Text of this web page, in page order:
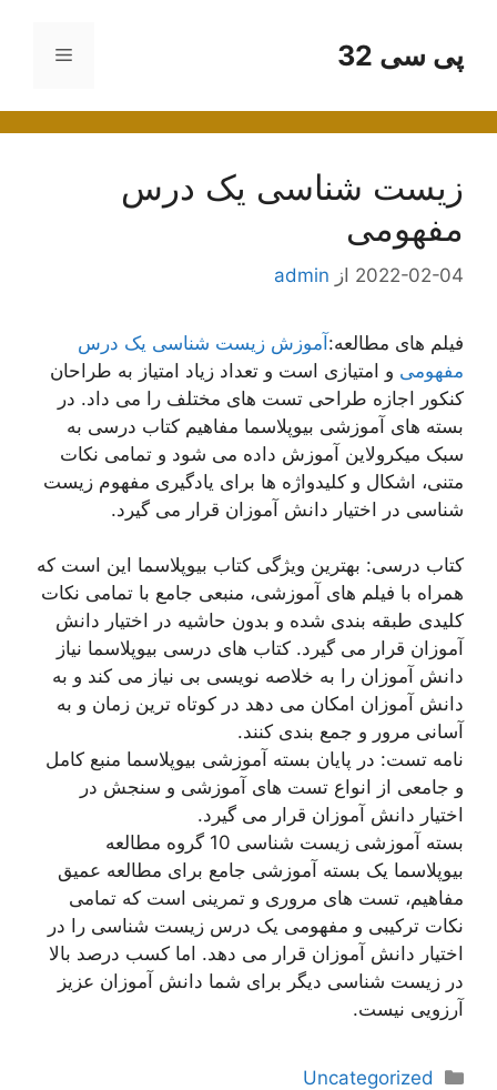
محتواپی سی 32 فهرست
زیست شناسی یک درس
مفهومی
2022-02-04 از admin
فیلم های مطالعه:آموزش زیست شناسی یک درس
مفهومی و امتیازی است و تعداد زیاد امتیاز به طراحان
کنکور اجازه طراحی تست های مختلف را می داد. در
بسته های آموزشی بیوپلاسما مفاهیم کتاب درسی به
سبک میکرولاین آموزش داده می شود و تمامی نکات
متنی، اشکال و کلیدواژه ها برای یادگیری مفهوم زیست
شناسی در اختیار دانش آموزان قرار می گیرد.
کتاب درسی: بهترین ویژگی کتاب بیوپلاسما این است که
همراه با فیلم های آموزشی، منبعی جامع با تمامی نکات
کلیدی طبقه بندی شده و بدون حاشیه در اختیار دانش
آموزان قرار می گیرد. کتاب های درسی بیوپلاسما نیاز
دانش آموزان را به خلاصه نویسی بی نیاز می کند و به
دانش آموزان امکان می دهد در کوتاه ترین زمان و به
آسانی مرور و جمع بندی کنند.
نامه تست: در پایان بسته آموزشی بیوپلاسما منبع کامل
و جامعی از انواع تست های آموزشی و سنجش در
اختیار دانش آموزان قرار می گیرد.
بسته آموزشی زیست شناسی 10 گروه مطالعه
بیوپلاسما یک بسته آموزشی جامع برای مطالعه عمیق
مفاهیم، ​​تست های مروری و تمرینی است که تمامی
نکات ترکیبی و مفهومی یک درس زیست شناسی را در
اختیار دانش آموزان قرار می دهد. اما کسب درصد بالا
در زیست شناسی دیگر برای شما دانش آموزان عزیز
آرزویی نیست.
دسته‌ها
Uncategorized